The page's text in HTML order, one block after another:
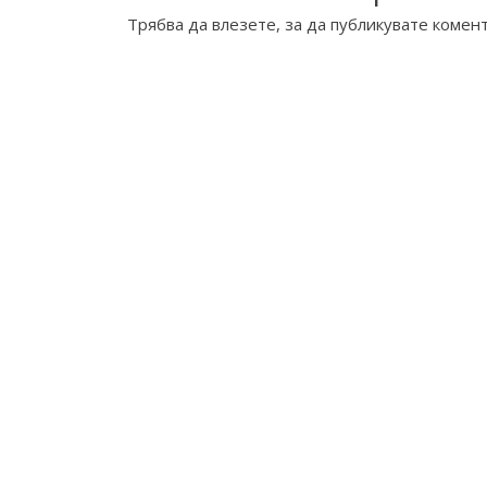
Трябва да влезете, за да публикувате